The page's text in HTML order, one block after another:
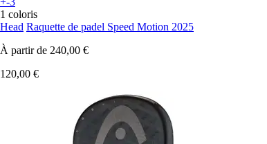
1 coloris
Head Raquette de padel Speed Motion 2025
À partir de 240,00 €
120,00 €